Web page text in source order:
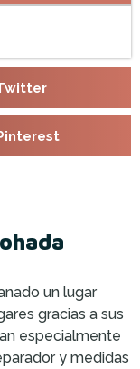
un lugar
gracias a sus
especialmente
y medidas